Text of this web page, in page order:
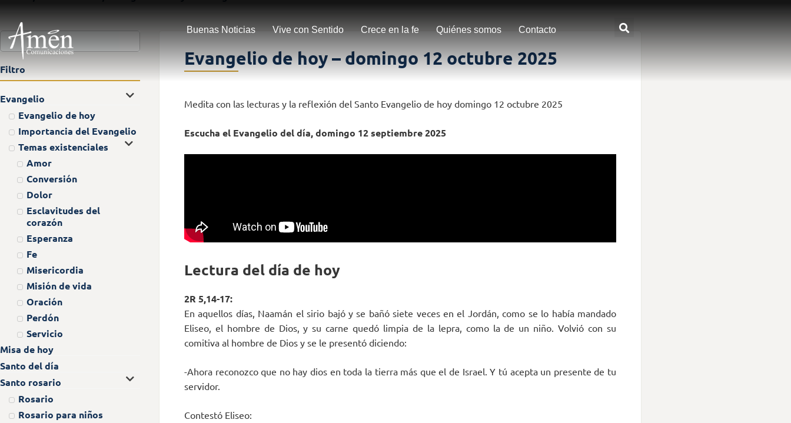
Buenas Noticias Vive con Sentido Crece en la fe Quiénes somos Contacto
Filtro
Evangelio
Evangelio de hoy
Importancia del Evangelio
Temas existenciales
Amor
Conversión
Dolor
Esclavitudes del
corazón
Esperanza
Fe
Misericordia
Misión de vida
Oración
Perdón
Servicio
Misa de hoy
Santo del día
Santo rosario
Rosario
Rosario para niños
Evangelio de hoy – domingo 12 octubre 2025
Medita con las lecturas y la reflexión del Santo Evangelio de hoy domingo 12 octubre 2025
Escucha el Evangelio del día, domingo 12 septiembre 2025
Lectura del día de hoy
2R 5,14-17:
En aquellos días, Naamán el sirio bajó y se bañó siete veces en el Jordán, como se lo había mandado
Eliseo, el hombre de Dios, y su carne quedó limpia de la lepra, como la de un niño. Volvió con su
comitiva al hombre de Dios y se le presentó diciendo:
-Ahora reconozco que no hay dios en toda la tierra más que el de Israel. Y tú acepta un presente de tu
servidor.
Contestó Eliseo: